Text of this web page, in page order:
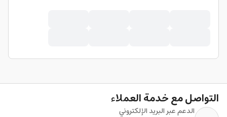
التواصل مع خدمة العملاء
الدعم عبر البريد الإلكتروني